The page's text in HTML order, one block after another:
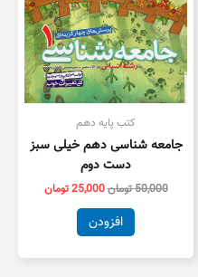
کتب پایه دهم
جامعه شناسی دهم خیلی سبز
دست دوم
50,000تومان25,000تومان
افزودن